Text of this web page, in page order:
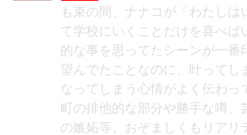
も束の間、ナナコが「わたしは
て学校にいくことだけを喜べば
的な事を思ってたシーンが一番
望んでたことなのに、叶ってし
なってしまう心情がよく伝わっ
町の排他的な部分や勝手な噂、
の嫉妬等、おぞましくもリアリ